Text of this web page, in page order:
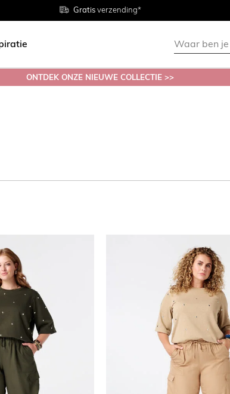
Gratisverzending*
Maten38 - 54
Gratisretourneren in de winkel
ONTDEK ONZE NIEUWE COLLECTIE >>